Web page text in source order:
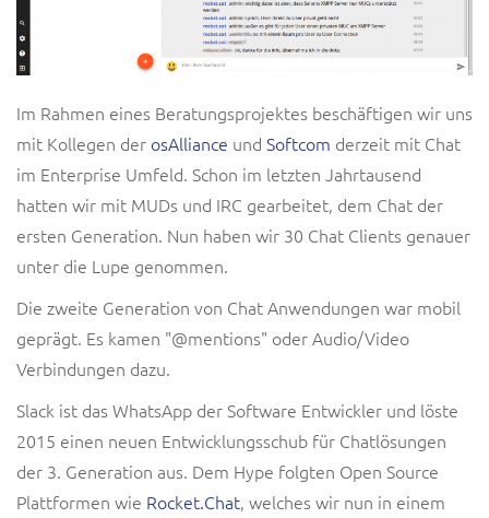
Im Rahmen eines Beratungsprojektes beschäftigen wir uns
mit Kollegen der osAlliance und Softcom derzeit mit Chat
im Enterprise Umfeld. Schon im letzten Jahrtausend
hatten wir mit MUDs und IRC gearbeitet, dem Chat der
ersten Generation. Nun haben wir 30 Chat Clients genauer
unter die Lupe genommen.
Die zweite Generation von Chat Anwendungen war mobil
geprägt. Es kamen "@mentions" oder Audio/Video
Verbindungen dazu.
Slack ist das WhatsApp der Software Entwickler und löste
2015 einen neuen Entwicklungsschub für Chatlösungen
der 3. Generation aus. Dem Hype folgten Open Source
Plattformen wie Rocket.Chat, welches wir nun in einem